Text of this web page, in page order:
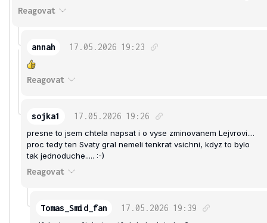
Reagovat
annah 17.05.2026 19:23
Reagovat
sojka1 17.05.2026 19:26
presne to jsem chtela napsat i o vyse zminovanem Lejvrovi....
proc tedy ten Svaty gral nemeli tenkrat vsichni, kdyz to bylo
tak jednoduche..... :-)
Reagovat
Tomas_Smid_fan 17.05.2026 19:39